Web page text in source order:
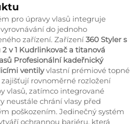
pro úpravy vlasů integruje
do jednoho
zařízení. Zařízení 360 Styler s
v 1 Kudrlinkovač a titanová
Profesionální kadeřnický
ventilyvlastní prémiové topné
rovnoměrné rozložení
vlasů, zatímco integrované
neustále chrání vlasy před
poškozením. Jedinečný systém
ochrannou bariéru, která